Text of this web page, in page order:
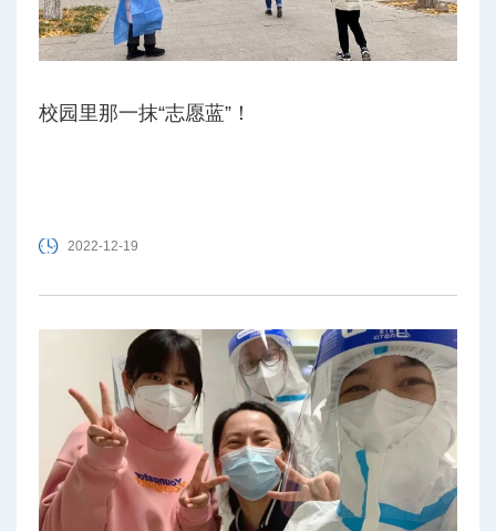
校园里那一抹“志愿蓝”！
2022-12-19